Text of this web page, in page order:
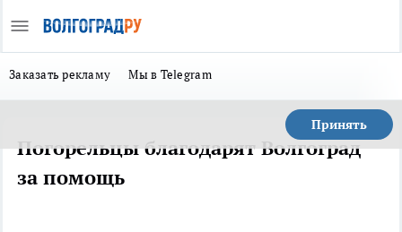
Заказать рекламу Мы в Telegram
Принять
Погорельцы благодарят Волгоград
за помощь